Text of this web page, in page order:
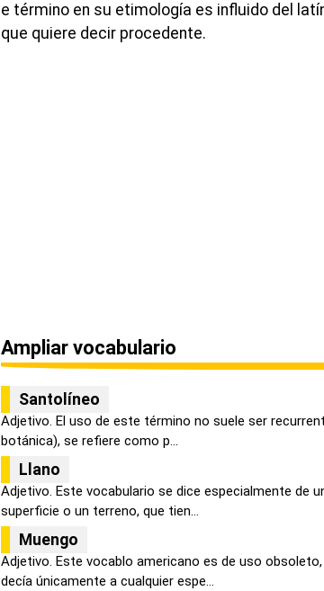
e término en su etimología es influido del
que quiere decir procedente.
Ampliar vocabulario
Santolíneo
Adjetivo. El uso de este término no suele ser
botánica), se refiere como p...
Llano
Adjetivo. Este vocabulario se dice especialmente de
superficie o un terreno, que tien...
Muengo
Adjetivo. Este vocablo americano es de uso
decía únicamente a cualquier espe...